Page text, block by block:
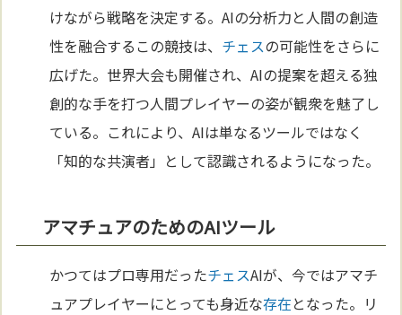
けながら戦略を決定する。AIの分析力と人間の創造
性を融合するこの競技は、 チェスの可能性をさらに
広げた。世界大会も開催され、AIの提案を超える独
創的な手を打つ人間プレイヤーの姿が観衆を魅了し
ている。これにより、AIは単なるツールではなく
「知的な共演者」として認識されるようになった。
アマチュアのためのAIツール
かつてはプロ専用だったチェスAIが、今ではアマチ
ュアプレイヤーにとっても身近な存在となった。リ